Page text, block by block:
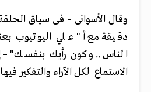
وقال الأسوانى – فى سياق
دقيقة مع أ" علي اليوتيوب
الناس .. وكون رأيك بنفسك"
الاستماع لكل الآراء والتفكير